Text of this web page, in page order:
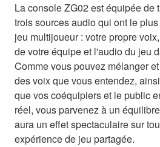
La console ZG02 est équipée de
trois sources audio qui ont le
jeu multijoueur : votre propre
de votre équipe et l'audio du jeu
Comme vous pouvez mélanger
des voix que vous entendez,
que vos coéquipiers et le public
réel, vous parvenez à un
aura un effet spectaculaire sur
expérience de jeu partagée.